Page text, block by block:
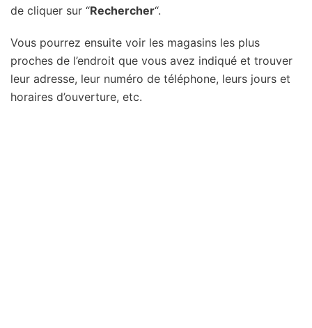
de cliquer sur “Rechercher“.
Vous pourrez ensuite voir les magasins les plus
proches de l’endroit que vous avez indiqué et trouver
leur adresse, leur numéro de téléphone, leurs jours et
horaires d’ouverture, etc.